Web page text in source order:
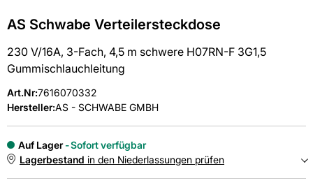
AS Schwabe Verteilersteckdose
230 V/16A, 3-Fach, 4,5 m schwere H07RN-F 3G1,5
Gummischlauchleitung
Art.Nr:7616070332
Hersteller:AS - SCHWABE GMBH
Auf Lager
Sofort verfügbar
Lagerbestand in den Niederlassungen prüfen